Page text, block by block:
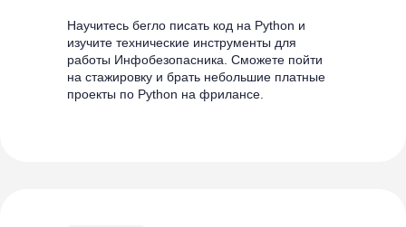
Научитесь бегло писать код на Python и
изучите технические инструменты для
работы Инфобезопасника. Сможете пойти
на стажировку и брать небольшие платные
проекты по Python на фрилансе.